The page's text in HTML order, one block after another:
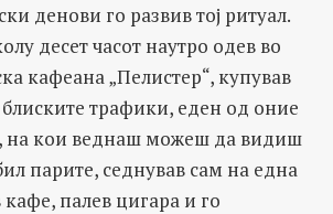
денови го развив тој ритуал.
десет часот наутро одев во
кафеана „Пелистер“, купував
трафики, еден од оние
на кои веднаш можеш да видиш
парите, седнував сам на една
палев цигара и го